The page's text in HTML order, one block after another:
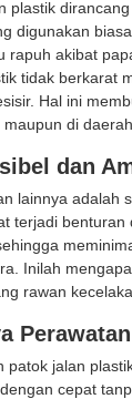
plastik
digunakan
rapuh akibat
tidak berkarat
Hal ini
di
dan
lainnya adalah
terjadi
Inilah
rawan
patok jalan
cepat